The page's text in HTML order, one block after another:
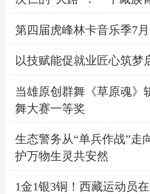
第四届虎峰林卡音乐季7
以技赋能促就业匠心筑梦
当雄原创群舞《草原魂》
舞大赛一等奖
生态警务从“单兵作战”
护万物生灵共安然
1金1银3铜！西藏运动员